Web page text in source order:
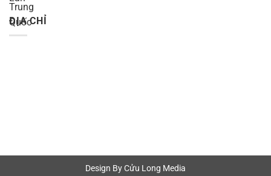
ĐỊA CHỈ
Design By Cửu Long Media